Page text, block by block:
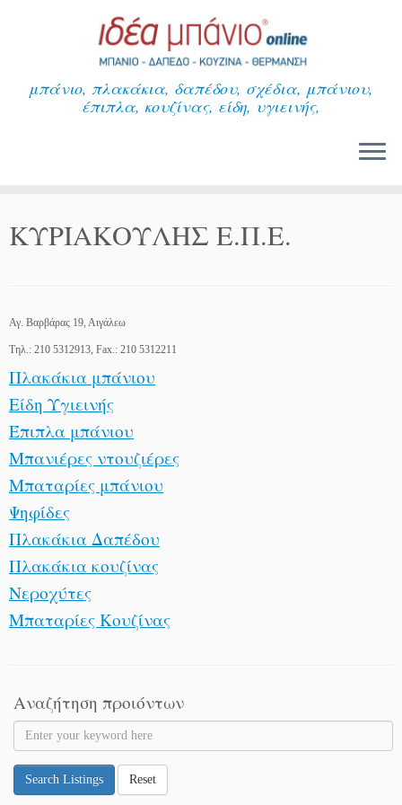
μπάνιο, πλακάκια, δαπέδου, σχέδια, μπάνιου,
έπιπλα, κουζίνας, είδη, υγιεινής,
ΚΥΡΙΑΚΟΥΛΗΣ Ε.Π.Ε.
Αγ. Βαρβάρας 19, Αιγάλεω
Τηλ.: 210 5312913, Fax.: 210 5312211
Πλακάκια μπάνιου
Είδη Υγιεινής
Έπιπλα μπάνιου
Μπανιέρες ντουζιέρες
Μπαταρίες μπάνιου
Ψηφίδες
Πλακάκια Δαπέδου
Πλακάκια κουζίνας
Νεροχύτες
Μπαταρίες Κουζίνας
Αναζήτηση προιόντων
Search Listings Reset